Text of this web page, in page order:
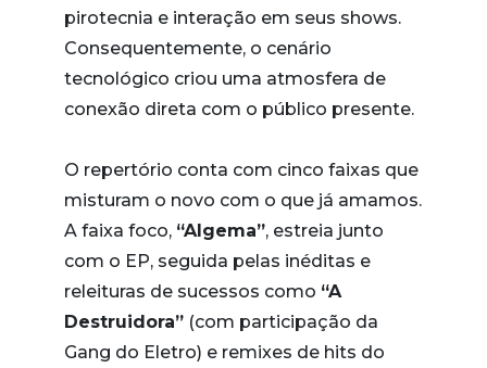
pirotecnia e interação em seus shows.
Consequentemente, o cenário
tecnológico criou uma atmosfera de
conexão direta com o público presente.
O repertório conta com cinco faixas que
misturam o novo com o que já amamos.
A faixa foco, “Algema”, estreia junto
com o EP, seguida pelas inéditas e
releituras de sucessos como “A
Destruidora” (com participação da
Gang do Eletro) e remixes de hits do